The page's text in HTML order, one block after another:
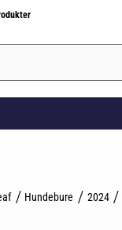
Hundebure 2024